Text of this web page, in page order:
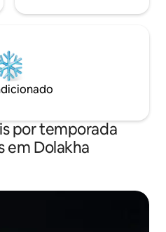
por temporada
em Dolakha